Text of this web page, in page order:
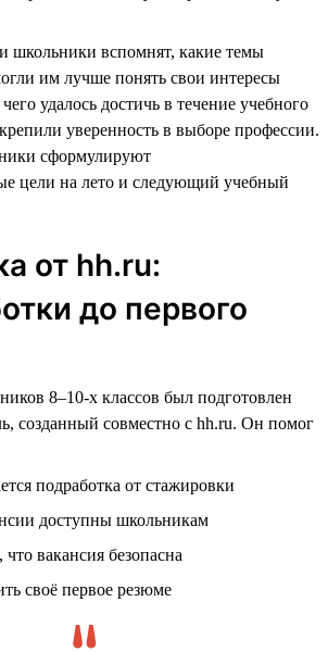
школьники вспомнят, какие темы
им лучше понять свои интересы
удалось достичь в течение учебного
уверенность в выборе профессии.
сформулируют
цели на лето и следующий учебный
от hh.ru:
до первого
8–10-х классов был подготовлен
созданный совместно с hh.ru. Он помог
подработка от стажировки
доступны школьникам
что вакансия безопасна
своё первое резюме